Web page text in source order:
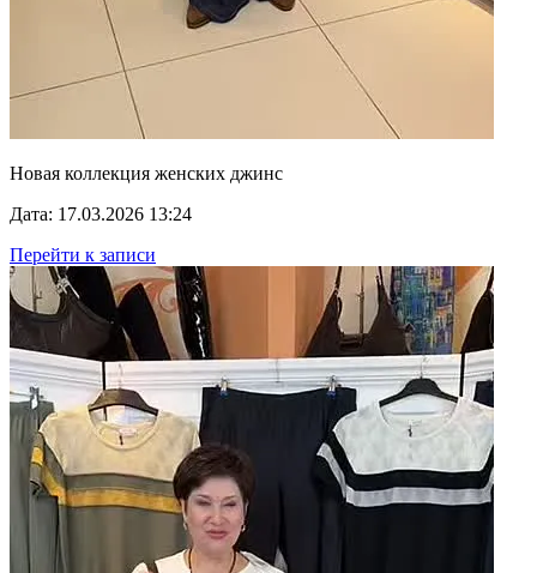
Новая коллекция женских джинс
Дата: 17.03.2026 13:24
Перейти к записи